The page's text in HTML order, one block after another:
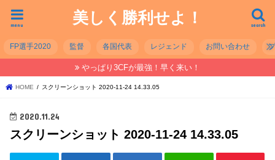
美しく勝利せよ！ search
menu
FP選手2020 監督 各国代表 レジェンド お問い合わせ
やっぱり3CFが最強！早く来い！
HOME スクリーンショット 2020-11-24 14.33.05
2020.11.24
スクリーンショット 2020-11-24 14.33.05